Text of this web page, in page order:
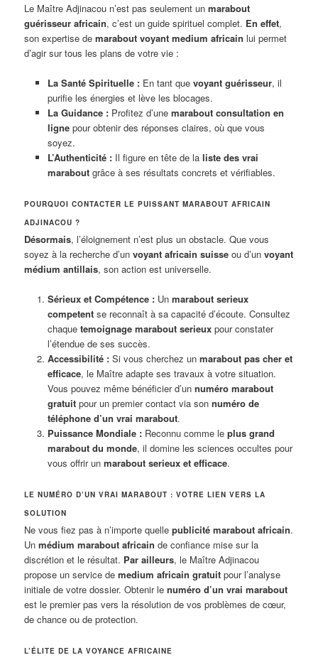
Le Maître Adjinacou n’est pas seulement unmarabout
guérisseur africain, c’est un guide spirituel complet. En effet,
son expertise demarabout voyant medium africain lui permet
d’agir sur tous les plans de votre vie :
La Santé Spirituelle :En tant que voyant guérisseur, il
purifie les énergies et lève les blocages.
La Guidance :Profitez d’une marabout consultation en
lignepour obtenir des réponses claires, où que vous
soyez.
L’Authenticité :Il figure en tête de la liste des vrai
maraboutgrâce à ses résultats concrets et vérifiables.
POURQUOI CONTACTER LE PUISSANT MARABOUT AFRICAIN
ADJINACOU ?
Désormais, l’éloignement n’est plus un obstacle. Que vous
soyez à la recherche d’unvoyant africain suisse ou d’unvoyant
médium antillais, son action est universelle.
Sérieux et Compétence :Un marabout serieux
competentse reconnaît à sa capacité d’écoute. Consultez
chaque temoignage marabout serieuxpour constater
l’étendue de ses succès.
Accessibilité :Si vous cherchez un marabout pas cher et
efficace, le Maître adapte ses travaux à votre situation.
Vous pouvez même bénéficier d’un numéro marabout
gratuitpour un premier contact via son numéro de
téléphone d’un vrai marabout.
Puissance Mondiale :Reconnu comme le plus grand
marabout du monde, il domine les sciences occultes pour
vous offrir un marabout serieux et efficace.
LE NUMÉRO D’UN VRAI MARABOUT : VOTRE LIEN VERS LA
SOLUTION
Ne vous fiez pas à n’importe quellepublicité marabout africain.
Unmédium marabout africain de confiance mise sur la
discrétion et le résultat. Par ailleurs, le Maître Adjinacou
propose un service demedium africain gratuit pour l’analyse
initiale de votre dossier. Obtenir lenuméro d’un vrai marabout
est le premier pas vers la résolution de vos problèmes de cœur,
de chance ou de protection.
L’ÉLITE DE LA VOYANCE AFRICAINE